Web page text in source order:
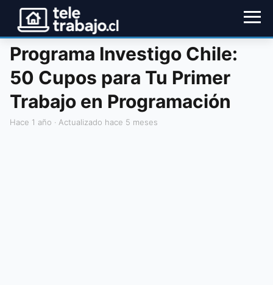
Programa Investigo Chile:
50 Cupos para Tu Primer
Trabajo en Programación
hace 1 año · Actualizado hace 5 meses